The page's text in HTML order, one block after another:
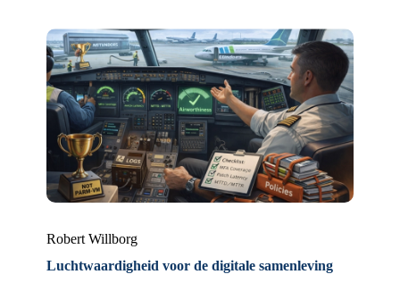
Robert Willborg
Luchtwaardigheid voor de digitale samenleving